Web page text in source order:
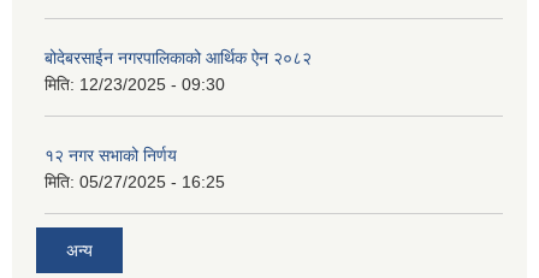
बोदेबरसाईन नगरपालिकाको आर्थिक ऐन २०८२
मिति: 12/23/2025 - 09:30
१२ नगर सभाको निर्णय
मिति: 05/27/2025 - 16:25
अन्य